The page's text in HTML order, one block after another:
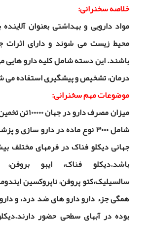
خلاصه سخنرانی:
مواد دارویی و بهداشتی بعنوان
محیط زیست می شوند و دارای
باشند. این دسته شامل کلیه دارو هایی
درمان، تشخیص و پیشگیری استفاده می
موضوعات مهم سخنرانی:
میزان مصرف دارو
شامل 3000 نوع ماده در دارو
باشد.دیکلو فناک، ایبو
سالسیلیک،کتو پروفن، ناپروکسین
همگی جزء دارو دارو های ضد درد، و
بوده در آبهای سطحی حضور